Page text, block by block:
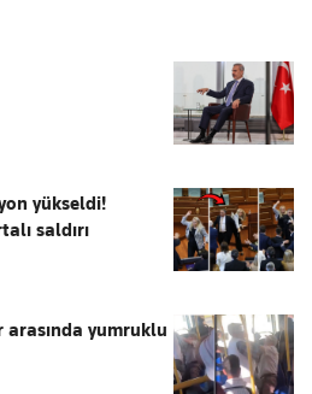
yükseldi!
saldırı
yumruklu